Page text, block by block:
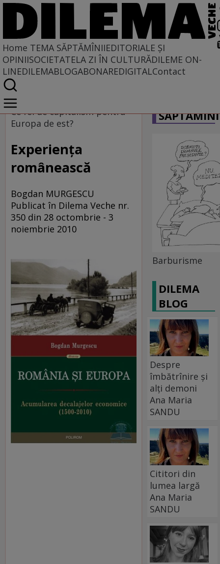
Home TEMA SĂPTĂMÎNIIEDITORIALE ȘI
OPINIISOCIETATELA ZI ÎN CULTURĂDILEME ON-
LINEDILEMABLOGABONAREDIGITALContact
Home
Tema săptămînii
Ce fel de capitalism pentru
Europa de est?
Experienţa
românească
Bogdan MURGESCU
Publicat în Dilema Veche nr.
350 din 28 octombrie - 3
noiembrie 2010
Barburisme
DILEMA
BLOG
Despre
îmbătrînire și
alți demoni
Ana Maria
SANDU
Cititori din
lumea largă
Ana Maria
SANDU